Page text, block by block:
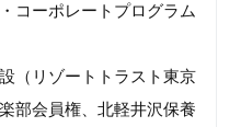
コーポレートプログラム
（リゾートトラスト東京
部会員権、北軽井沢保養